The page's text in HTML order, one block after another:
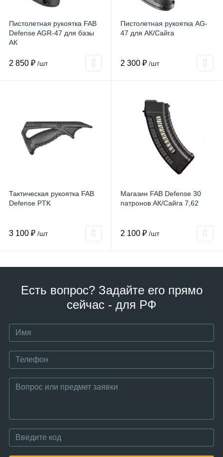
Пистолетная рукоятка FAB
Defense AGR-47 для базы
АК
2 850 ₽ /шт
Пистолетная рукоятка AG-
47 для АК/Сайга
2 300 ₽ /шт
Тактическая рукоятка FAB
Defense PTK
3 100 ₽ /шт
Магазин FAB Defense 30
патронов АК/Сайга 7,62
2 100 ₽ /шт
Есть вопрос? Задайте его прямо
сейчас - для РФ